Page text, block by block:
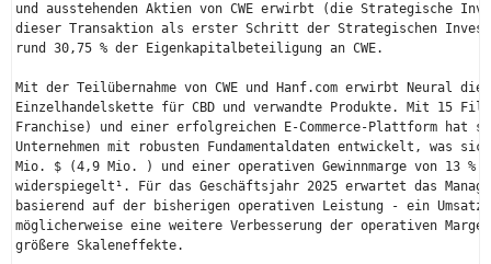
und ausstehenden Aktien von CWE erwirbt (die Strategische
dieser Transaktion als erster Schritt der Strategischen
rund 30,75 % der Eigenkapitalbeteiligung an CWE.
Mit der Teilübernahme von CWE und Hanf.com erwirbt Neural die
Einzelhandelskette für CBD und verwandte Produkte. Mit 15
Franchise) und einer erfolgreichen E-Commerce-Plattform hat
Unternehmen mit robusten Fundamentaldaten entwickelt, was
Mio. $ (4,9 Mio. ) und einer operativen Gewinnmarge von 13 %
widerspiegelt¹. Für das Geschäftsjahr 2025 erwartet das
basierend auf der bisherigen operativen Leistung - ein
möglicherweise eine weitere Verbesserung der operativen
größere Skaleneffekte.